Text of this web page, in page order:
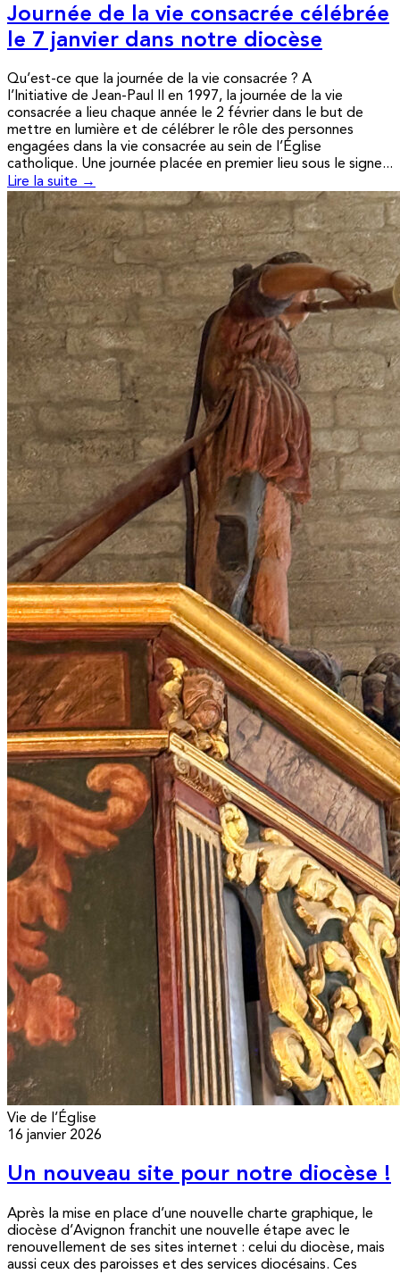
Journée de la vie consacrée célébrée
le 7 janvier dans notre diocèse
Qu’est-ce que la journée de la vie consacrée ? A
l’Initiative de Jean-Paul II en 1997, la journée de la vie
consacrée a lieu chaque année le 2 février dans le but de
mettre en lumière et de célébrer le rôle des personnes
engagées dans la vie consacrée au sein de l’Église
catholique. Une journée placée en premier lieu sous le signe...
Lire la suite →
Vie de l’Église
16 janvier 2026
Un nouveau site pour notre diocèse !
Après la mise en place d’une nouvelle charte graphique, le
diocèse d’Avignon franchit une nouvelle étape avec le
renouvellement de ses sites internet : celui du diocèse, mais
aussi ceux des paroisses et des services diocésains. Ces